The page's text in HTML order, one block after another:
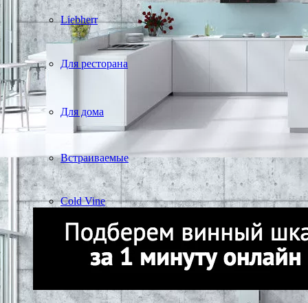
Liebherr
Для ресторана
Для дома
Встраиваемые
Cold Vine